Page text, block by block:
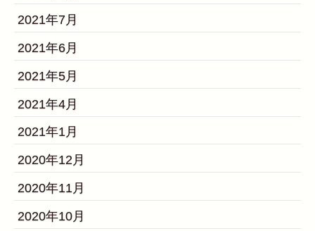
2021年7月
2021年6月
2021年5月
2021年4月
2021年1月
2020年12月
2020年11月
2020年10月